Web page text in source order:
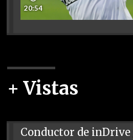
20:54
+ Vistas
Conductor de inDrive